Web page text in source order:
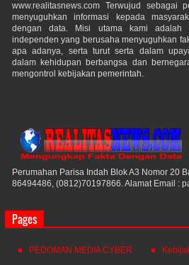
www.realitasnews.com Terwujud sebagai
menyuguhkan informasi kepada
dengan data. Misi utama kami adalah
independen yang berusaha menyuguhkan
apa adanya, serta turut serta dalam
dalam kehidupan berbangsa dan
mengontrol kebijakan pemerintah.
Perumahan Parisa Indah Blok A3 Nomor 20
86494486, (0812)70197866. Alamat Email :
Pages
PEDOMAN MEDIA CYBER